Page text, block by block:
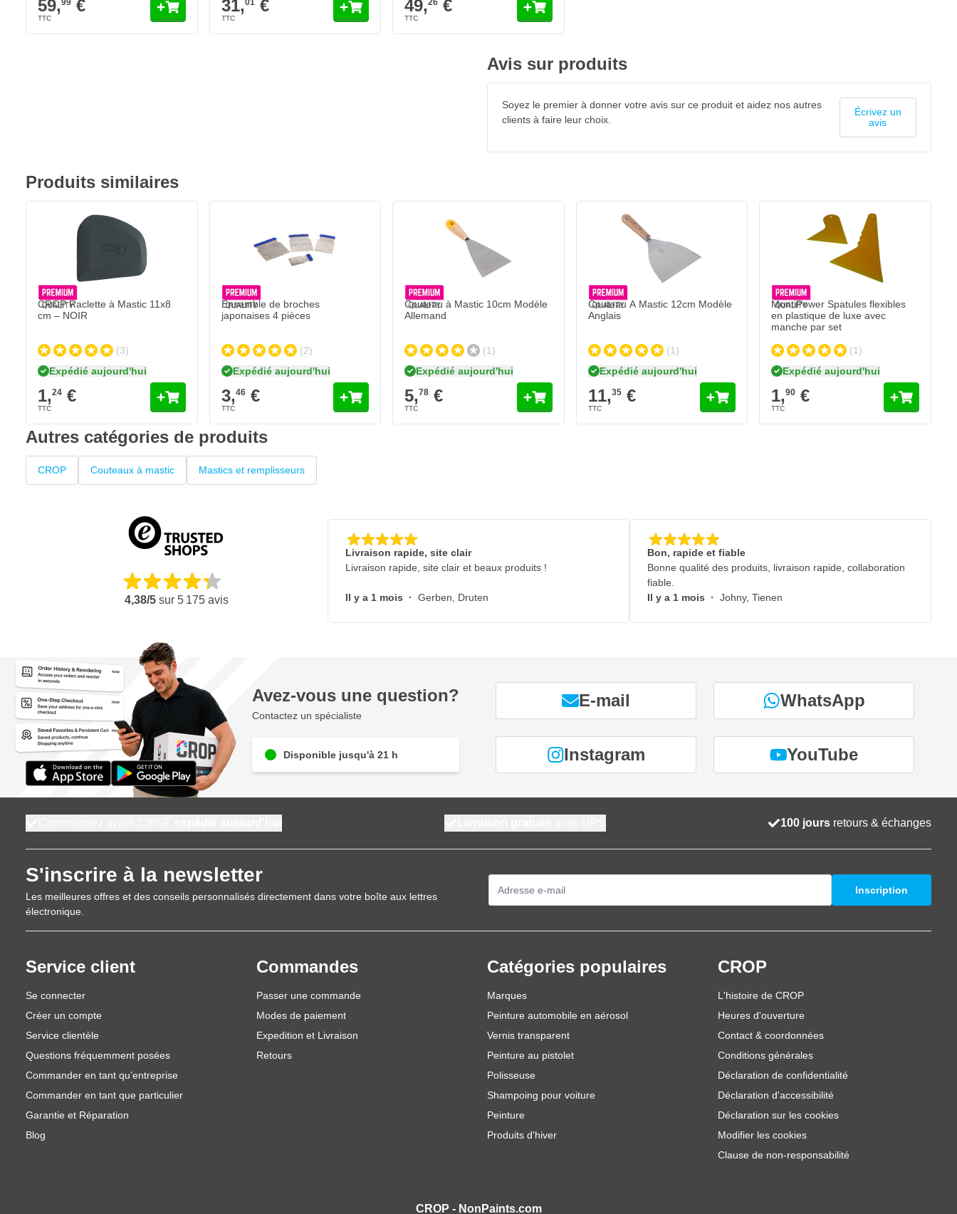
59,99 € 31,01€ 49,26 €
Avis sur produits
Soyez le premier à donner votre avis sur ce produit et aidez nos autres
clients à faire leur choix.
Écrivez un
avis
Produits similaires
CROP Raclette à Mastic 11x8
cm – NOIR
(3)
Expédié aujourd'hui
1,24 €
Ensemble de broches
japonaises 4 pièces
(2)
Expédié aujourd'hui
3,46€
Couteau à Mastic 10cm Modèle
Allemand
(1)
Expédié aujourd'hui
5,78 €
Couteau A Mastic 12cm Modèle
Anglais
(1)
Expédié aujourd'hui
11,35€
MontiPower Spatules flexibles
en plastique de luxe avec
manche par set
(1)
Expédié aujourd'hui
1,90 €
Autres catégories de produits
CROP Couteaux à mastic Mastics et remplisseurs
4,38/5 sur 5 175 avis
Livraison rapide, site clair
Livraison rapide, site clair et beaux produits !
Il y a 1 mois · Gerben, Druten
Bon, rapide et fiable
Bonne qualité des produits, livraison rapide, collaboration
fiable.
Il y a 1 mois · Johny, Tienen
Avez-vous une question?
Contactez un spécialiste
Disponible jusqu'à 21 h
E-mail WhatsApp
Instagram YouTube
100 jours retours & échanges
S'inscrire à la newsletter
Les meilleures offres et des conseils personnalisés directement dans votre boîte aux lettres
électronique.
Inscription
Service client
Se connecter
Créer un compte
Service clientèle
Questions fréquemment posées
Commander en tant qu’entreprise
Commander en tant que particulier
Garantie et Réparation
Blog
Commandes
Passer une commande
Modes de paiement
Expedition et Livraison
Retours
Catégories populaires
Marques
Peinture automobile en aérosol
Vernis transparent
Peinture au pistolet
Polisseuse
Shampoing pour voiture
Peinture
Produits d'hiver
CROP
L'histoire de CROP
Heures d'ouverture
Contact & coordonnées
Conditions générales
Déclaration de confidentialité
Déclaration d'accessibilité
Déclaration sur les cookies
Modifier les cookies
Clause de non-responsabilité
CROP - NonPaints.com